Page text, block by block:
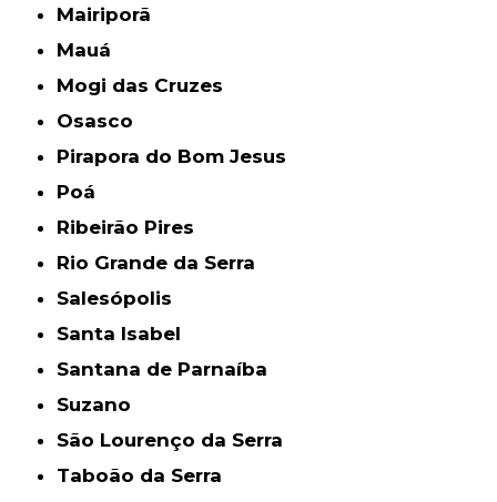
Mairiporã
Mauá
Mogi das Cruzes
Osasco
Pirapora do Bom Jesus
Poá
Ribeirão Pires
Rio Grande da Serra
Salesópolis
Santa Isabel
Santana de Parnaíba
Suzano
São Lourenço da Serra
Taboão da Serra